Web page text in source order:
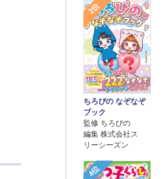
2位
ちろぴの なぞなぞ
ブック
監修 ちろぴの
編集 株式会社ス
リーシーズン
4位